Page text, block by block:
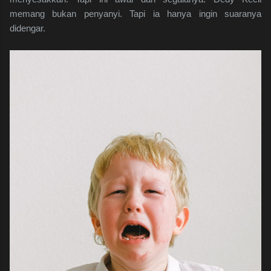
memang bukan penyanyi. Tapi ia hanya ingin suaranya
didengar.